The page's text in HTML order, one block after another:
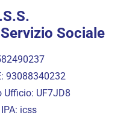
Sociale
93088340232
Ufficio: UF7JD8
icss